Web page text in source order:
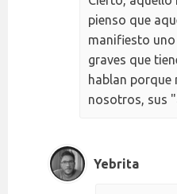
pienso que
manifiesto
graves que
hablan porque
nosotros, sus
Yebrita